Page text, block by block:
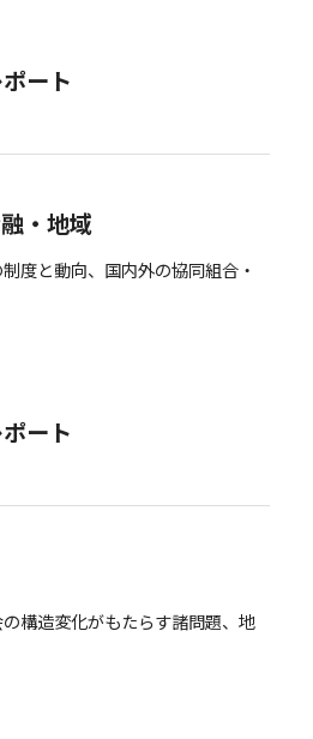
ート
・地域
度と動向、国内外の協同組合・
ート
構造変化がもたらす諸問題、地